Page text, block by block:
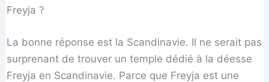
Freyja ?
La bonne réponse est la Scandinavie. Il ne serait pas
surprenant de trouver un temple dédié à la déesse
Freyja en Scandinavie. Parce que Freyja est une